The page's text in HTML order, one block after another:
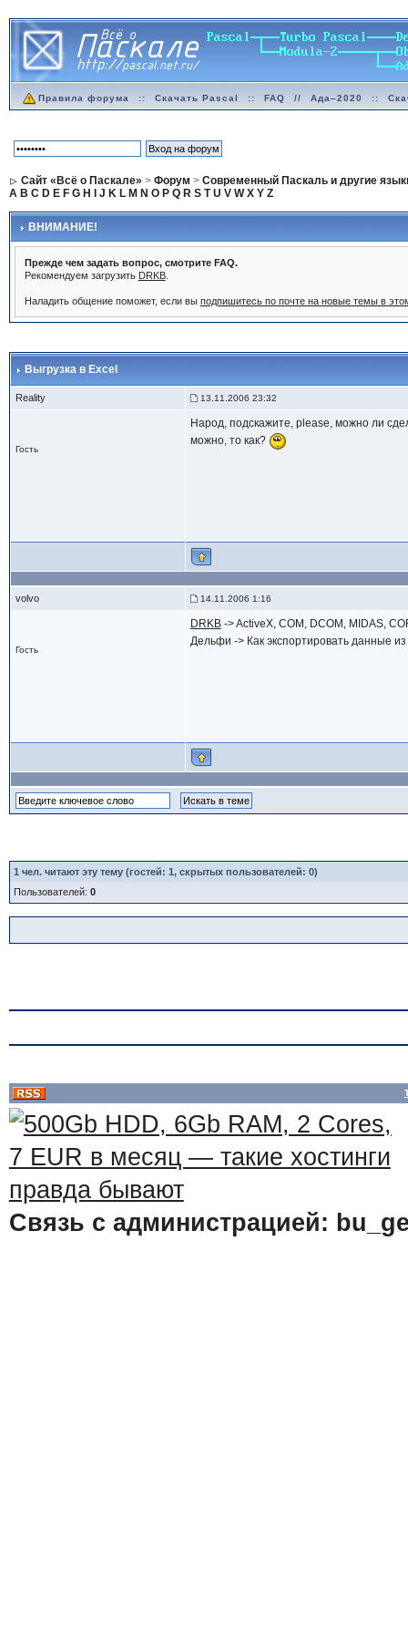
Правила форума :: Скачать Pascal :: FAQ // Ада–2020 ::
Сайт «Всё о Паскале» > Форум > Современный Паскаль и другие
A B C D E F G H J K L M N O P Q R S T U V W X Y Z
ВНИМАНИЕ!
Прежде чем задать вопрос, смотрите FAQ.
Рекомендуем загрузить DRKB.
Наладить общение поможет, если вы подпишитесь по почте на новые темы в
Выгрузка в Excel
Reality 13.11.2006 23:32
Гость
Народ, подскажите, please, можно ли
можно, то как?
volvo 14.11.2006 1:16
Гость
DRKB-> ActiveX, COM, DCOM, MIDAS,
Дельфи -> Как экспортировать данные
1 чел. читают эту тему (гостей: 1, скрытых пользователей: 0)
Пользователей: 0
Связь с администрацией: